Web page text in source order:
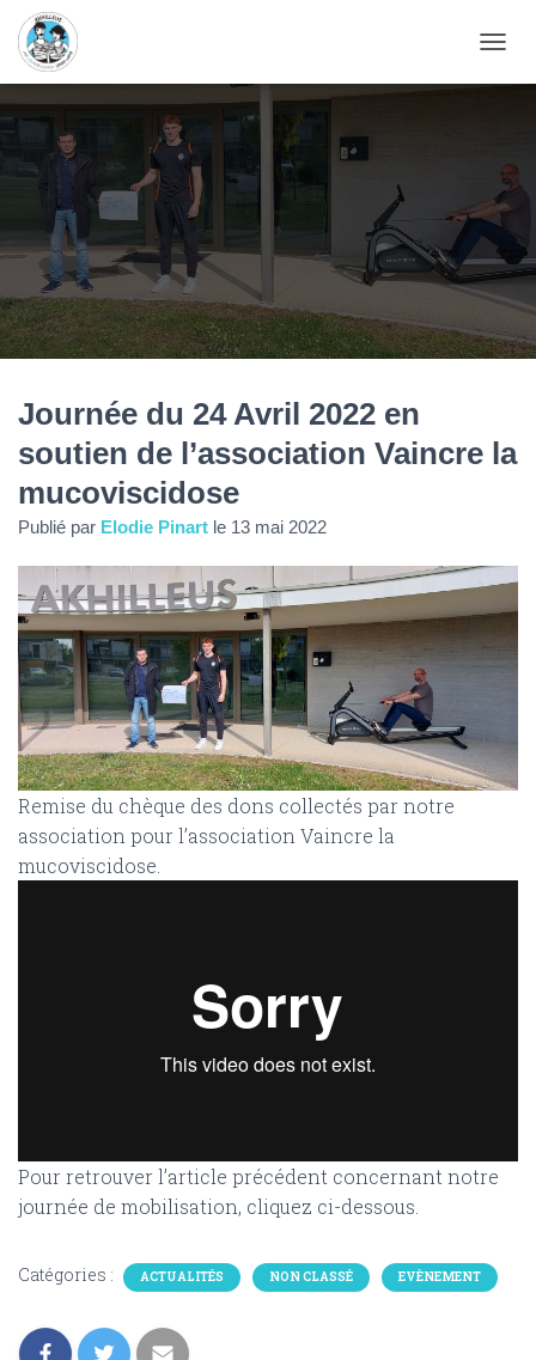
É
R
L
A
N
A
V
G
O
N
Journée du 24 Avril 2022 en
soutien de l’association Vaincre la
mucoviscidose
Publié par Elodie Pinart le 13 mai 2022
Remise du chèque des dons collectés par notre
association pour l’association Vaincre la
mucoviscidose.
Pour retrouver l’article précédent concernant notre
journée de mobilisation, cliquez ci-dessous.
Catégories : ACTUALITÉS NON CLASSÉ EVÈNEMENT